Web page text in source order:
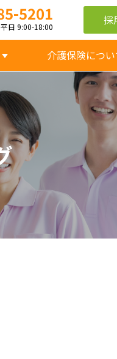
5201
日 9:00-18:00 採
介護保険につい